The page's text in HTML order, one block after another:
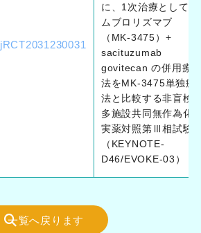
jRCT2031230031
に、1次治療としてペ
ムブロリズマブ
（MK-3475）+
sacituzumab
govitecan の併用療
法をMK-3475単独療
法と比較する非盲検
多施設共同無作為化
実薬対照第Ⅲ相試験
（KEYNOTE-
D46/EVOKE-03）
一覧へ戻ります